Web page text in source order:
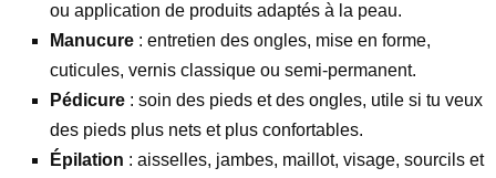
ou application de produits adaptés à la peau.
Manucure : entretien des ongles, mise en forme,
cuticules, vernis classique ou semi-permanent.
Pédicure : soin des pieds et des ongles, utile si tu veux
des pieds plus nets et plus confortables.
Épilation : aisselles, jambes, maillot, visage, sourcils et